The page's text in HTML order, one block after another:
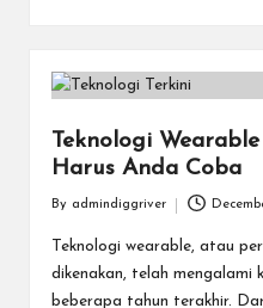
Teknologi
Harus Anda Coba
by
By admindiggriver
Teknologi wearable, atau
dikenakan, telah mengalami
beberapa tahun terakhir.